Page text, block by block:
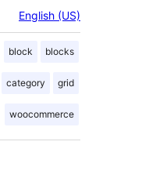
English (US)
block blocks
category grid
woocommerce